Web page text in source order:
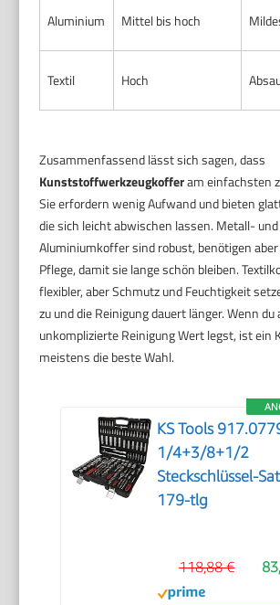
Aluminium Mittel bis hoch
Textil Hoch
Zusammenfassend lässt sich sagen, dass
Kunststoffwerkzeugkofferam einfachsten
Sie erfordern wenig Aufwand und bieten
die sich leicht abwischen lassen. Metall- und
Aluminiumkoffer sind robust, benötigen
Pflege, damit sie lange schön bleiben.
flexibler, aber Schmutz und Feuchtigkeit
zu und die Reinigung dauert länger. Wenn du
unkomplizierte Reinigung Wert legst, ist
meistens die beste Wahl.
KS Tools
1/4+3/8+1/2
Steckschlüssel-
179-tlg
118,88 €